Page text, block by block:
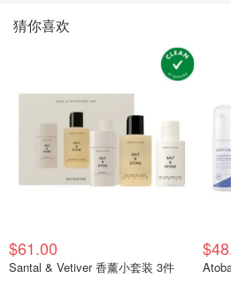
猜你喜欢
$61.00
Santal & Vetiver 香薰小套装 3件